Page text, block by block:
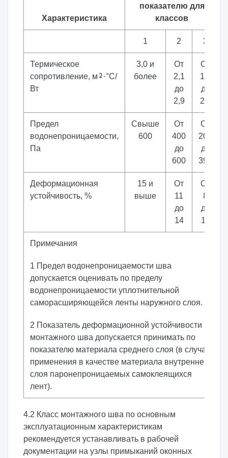
Характеристика
показателю для
классов
1 2 3
Термическое
сопротивление, м
·°С/
Вт
3,0 и
более
От
2,1
до
2,9
От
1,2
до
2,0
Предел
водонепроницаемости,
Па
Свыше
600
От
400
до
600
От
200
до
399
Деформационная
устойчивость, %
15 и
выше
От
11
до
14
От
8
до
10
Примечания
1 Предел водонепроницаемости шва
допускается оценивать по пределу
водонепроницаемости уплотнительной
саморасширяющейся ленты наружного слоя.
2 Показатель деформационной устойчивости
монтажного шва допускается принимать по
показателю материала среднего слоя (в случае
применения в качестве материала внутреннего
слоя паронепроницаемых самоклеящихся
лент).
4.2 Класс монтажного шва по основным
эксплуатационным характеристикам
рекомендуется устанавливать в рабочей
документации на узлы примыканий оконных